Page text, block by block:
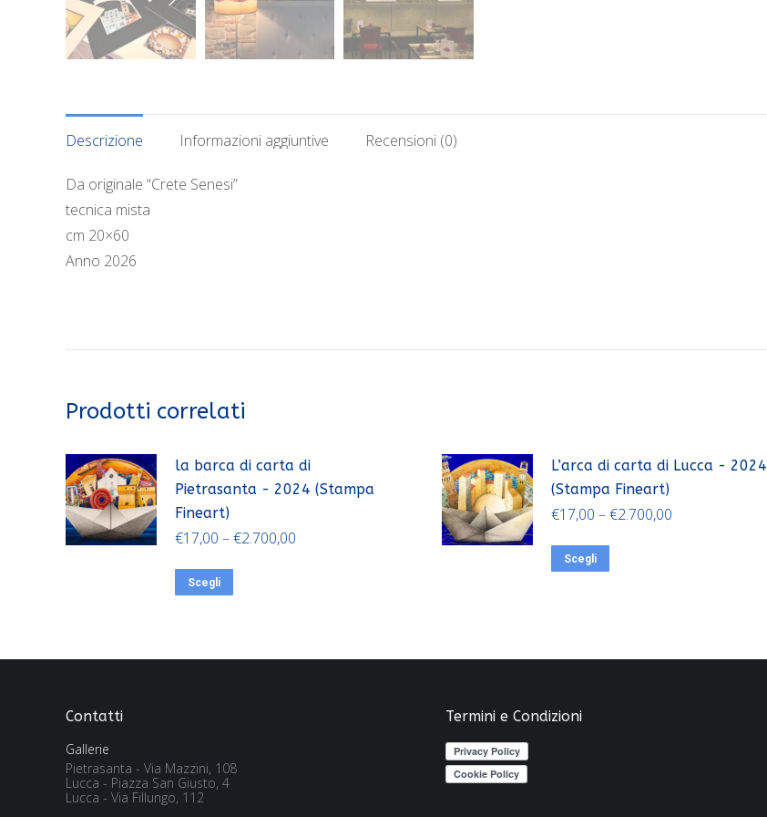
Descrizione Informazioni aggiuntive Recensioni (0)
Da originale “Crete Senesi”
tecnica mista
cm 20×60
Anno 2026
Prodotti correlati
la barca di carta di
Pietrasanta - 2024 (Stampa
Fineart)
€17,00 –€2.700,00
Scegli
L’arca di carta di Lucca - 2024
(Stampa Fineart)
€17,00 –€2.700,00
Scegli
Contatti
Gallerie
Pietrasanta - Via Mazzini, 108
Lucca - Piazza San Giusto, 4
Lucca - Via Fillungo, 112
Termini e Condizioni